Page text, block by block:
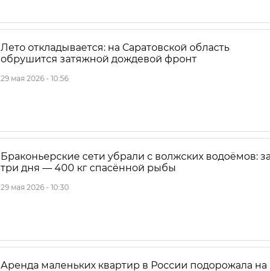
Лето откладывается: на Саратовской область
обрушится затяжной дождевой фронт
29 мая 2026 - 10:56
Браконьерские сети убрали с волжских водоёмов:
три дня — 400 кг спасённой рыбы
29 мая 2026 - 10:30
Аренда маленьких квартир в России подорожала на